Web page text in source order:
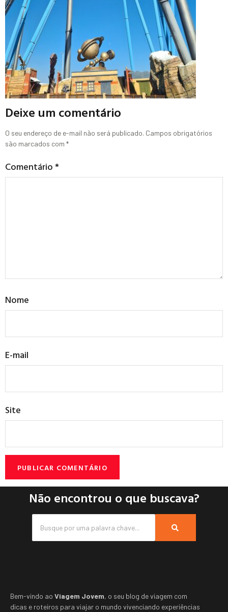
Deixe um comentário
O seu endereço de e-mail não será publicado. Campos obrigatórios
são marcados com *
Comentário*
Nome
E-mail
Site
Não encontrou o que buscava?
Bem-vindo ao Viagem Jovem, o seu blog de viagem com
dicas e roteiros para viajar o mundo vivenciando experiências